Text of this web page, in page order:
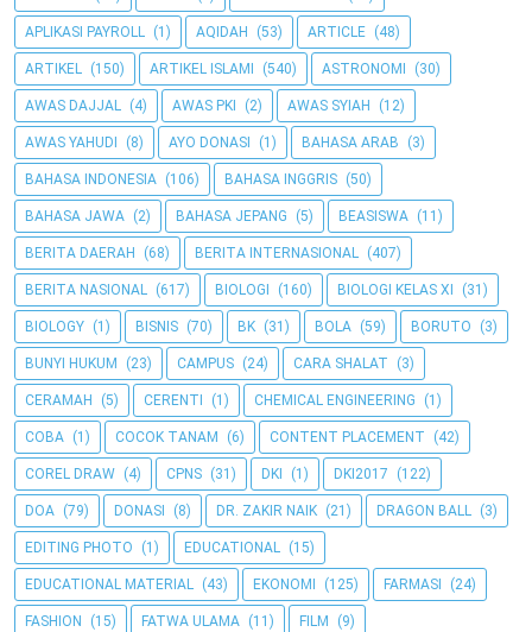
APLIKASI PAYROLL (1) AQIDAH (53) ARTICLE (48)
ARTIKEL (150) ARTIKEL ISLAMI (540) ASTRONOMI (30)
AWAS DAJJAL (4) AWAS PKI (2) AWAS SYIAH (12)
AWAS YAHUDI (8) AYO DONASI (1) BAHASA ARAB (3)
BAHASA INDONESIA (106) BAHASA INGGRIS (50)
BAHASA JAWA (2) BAHASA JEPANG (5) BEASISWA (11)
BERITA DAERAH (68) BERITA INTERNASIONAL (407)
BERITA NASIONAL (617) BIOLOGI (160) BIOLOGI KELAS XI (31)
BIOLOGY (1) BISNIS (70) BK (31) BOLA (59) BORUTO (3)
BUNYI HUKUM (23) CAMPUS (24) CARA SHALAT (3)
CERAMAH (5) CERENTI (1) CHEMICAL ENGINEERING (1)
COBA (1) COCOK TANAM (6) CONTENT PLACEMENT (42)
COREL DRAW (4) CPNS (31) DKI (1) DKI2017 (122)
DOA (79) DONASI (8) DR. ZAKIR NAIK (21) DRAGON BALL (3)
EDITING PHOTO (1) EDUCATIONAL (15)
EDUCATIONAL MATERIAL (43) EKONOMI (125) FARMASI (24)
FASHION (15) FATWA ULAMA (11) FILM (9)